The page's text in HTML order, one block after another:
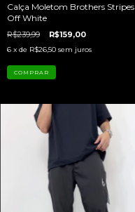
Calça Moletom Brothers Stripes
Off White
R$239,99 R$159,00
6 x de R$26,50 sem juros
COMPRAR